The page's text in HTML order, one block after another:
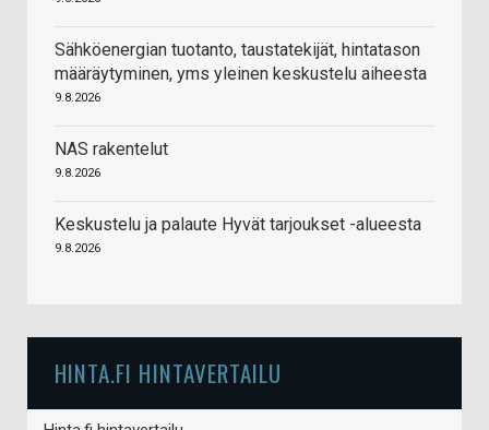
Sähköenergian tuotanto, taustatekijät, hintatason
määräytyminen, yms yleinen keskustelu aiheesta
9.8.2026
NAS rakentelut
9.8.2026
Keskustelu ja palaute Hyvät tarjoukset -alueesta
9.8.2026
HINTA.FI HINTAVERTAILU